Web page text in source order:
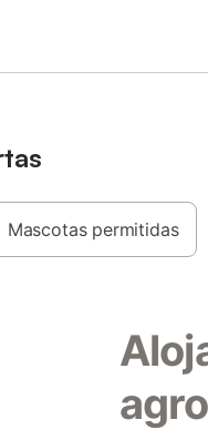
Mascotas permitidas